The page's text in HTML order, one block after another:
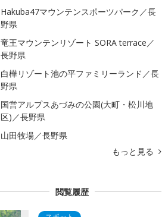
Hakuba47マウンテンスポーツパーク／長
野県
竜王マウンテンリゾート SORA terrace／
長野県
白樺リゾート池の平ファミリーランド／長
野県
国営アルプスあづみの公園(大町・松川地
区)／長野県
山田牧場／長野県
もっと見る
閲覧履歴